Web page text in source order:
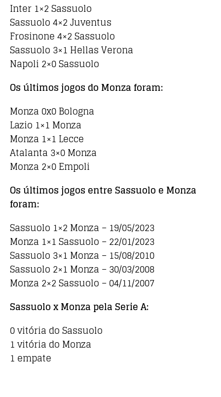
Inter 1×2 Sassuolo
Sassuolo 4×2 Juventus
Frosinone 4×2 Sassuolo
Sassuolo 3×1 Hellas Verona
Napoli 2×0 Sassuolo
Os últimos jogos do Monza foram:
Monza 0x0 Bologna
Lazio 1×1 Monza
Monza 1×1 Lecce
Atalanta 3×0 Monza
Monza 2×0 Empoli
Os últimos jogos entre Sassuolo e Monza
foram:
Sassuolo 1×2 Monza – 19/05/2023
Monza 1×1 Sassuolo – 22/01/2023
Sassuolo 3×1 Monza – 15/08/2010
Sassuolo 2×1 Monza – 30/03/2008
Monza 2×2 Sassuolo – 04/11/2007
Sassuolo x Monza pela Serie A:
0 vitória do Sassuolo
1 vitória do Monza
1 empate